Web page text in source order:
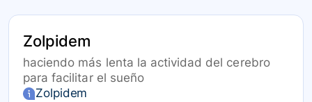
Zolpidem
haciendo más lenta la actividad del cerebro
para facilitar el sueño
Zolpidem